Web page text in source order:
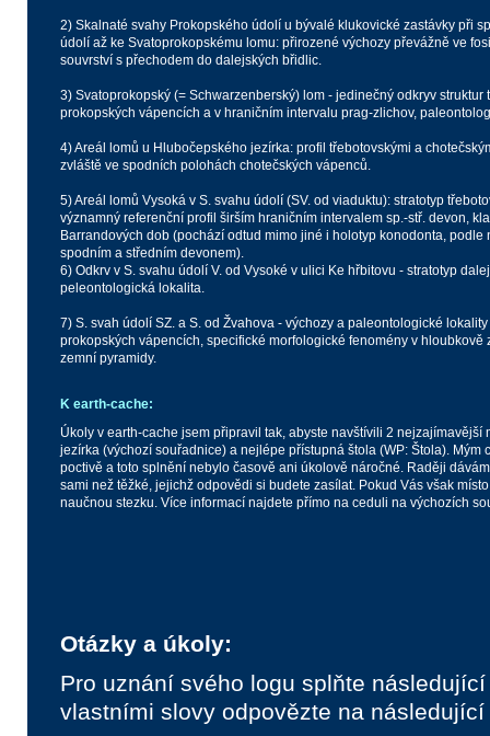
2) Skalnaté svahy Prokopského údolí u bývalé klukovické zastávky při
údolí až ke Svatoprokopskému lomu: přirozené výchozy převážně ve
souvrství s přechodem do dalejských břidlic.
3) Svatoprokopský (= Schwarzenberský) lom - jedinečný odkryv
prokopských vápencích a v hraničním intervalu prag-zlichov,
4) Areál lomů u Hlubočepského jezírka: profil třebotovskými a
zvláště ve spodních polohách chotečských vápenců.
5) Areál lomů Vysoká v S. svahu údolí (SV. od viaduktu): stratotyp
významný referenční profil širším hraničním intervalem sp.-stř. devon,
Barrandových dob (pochází odtud mimo jiné i holotyp konodonta,
spodním a středním devonem).
6) Odkrv v S. svahu údolí V. od Vysoké v ulici Ke hřbitovu - stratotyp
peleontologická lokalita.
7) S. svah údolí SZ. a S. od Žvahova - výchozy a paleontologické
prokopských vápencích, specifické morfologické fenomény v
zemní pyramidy.
K earth-cache:
Úkoly v earth-cache jsem připravil tak, abyste navštívili 2 nejzajímavější
jezírka (výchozí souřadnice) a nejlépe přístupná štola (WP: Štola). Mým
poctivě a toto splnění nebylo časově ani úkolově náročné. Raději
sami než těžké, jejichž odpovědi si budete zasílat. Pokud Vás však
naučnou stezku. Více informací najdete přímo na ceduli na výchozích
Otázky a úkoly:
Pro uznání svého logu splňte
vlastními slovy odpovězte na následující